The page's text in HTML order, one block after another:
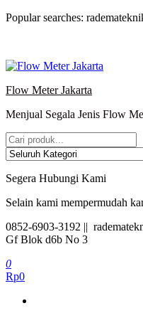
Lompat
Popular searches:
Flow Meter Jakarta
Menjual Segala Jenis Flow
Segera Hubungi Kami
Selain kami mempermudah
0852-6903-3192 ||
Gf Blok d6b No 3
0
Rp0